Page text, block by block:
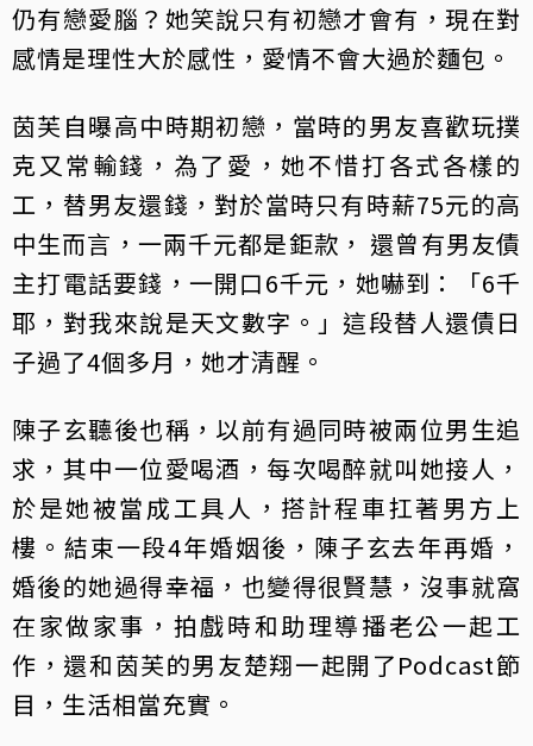
仍有戀愛腦？她笑說只有初戀才會有，現在對
感情是理性大於感性，愛情不會大過於麵包。
茵芙自曝高中時期初戀，當時的男友喜歡玩撲
克又常輸錢，為了愛，她不惜打各式各樣的
工，替男友還錢，對於當時只有時薪75元的高
中生而言，一兩千元都是鉅款， 還曾有男友債
主打電話要錢，一開口6千元，她嚇到：「6千
耶，對我來說是天文數字。」這段替人還債日
子過了4個多月，她才清醒。
陳子玄聽後也稱，以前有過同時被兩位男生追
求，其中一位愛喝酒，每次喝醉就叫她接人，
於是她被當成工具人，搭計程車扛著男方上
樓。結束一段4年婚姻後，陳子玄去年再婚，
婚後的她過得幸福，也變得很賢慧，沒事就窩
在家做家事，拍戲時和助理導播老公一起工
作，還和茵芙的男友楚翔一起開了Podcast節
目，生活相當充實。